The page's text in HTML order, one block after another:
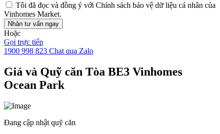
Tôi đã đọc và đồng ý với Chính sách bảo vệ dữ liệu cá nhân của
Vinhomes Market.
Nhận tư vấn ngay
Hoặc
Gọi trực tiếp
1900 998 823 Chat qua Zalo
Giá và Quỹ căn Tòa BE3 Vinhomes
Ocean Park
Đang cập nhật quỹ căn